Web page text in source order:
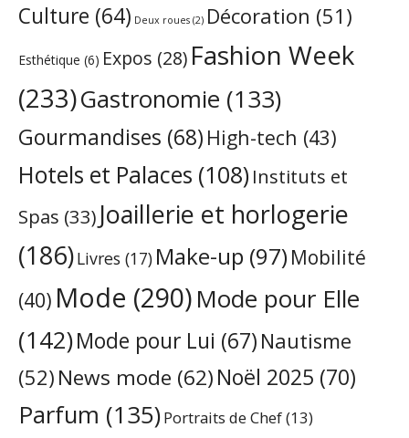
Culture (64) Deux roues (2) Décoration (51)
Esthétique (6) Expos (28) Fashion Week
(233)Gastronomie (133)
Gourmandises (68) High-tech (43)
Hotels et Palaces (108) Instituts et
Spas (33) Joaillerie et horlogerie
(186)Livres (17) Make-up (97) Mobilité
(40) Mode (290)Mode pour Elle
(142)Mode pour Lui (67) Nautisme
(52) News mode (62)Noël 2025 (70)
Parfum (135)Portraits de Chef(13)